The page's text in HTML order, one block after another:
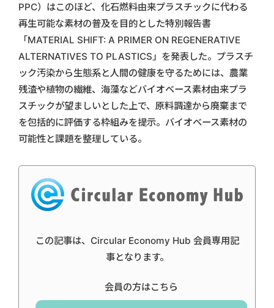
PPC）はこのほど、化石燃料由来プラスチックに代わる
再生可能な素材の普及を目的とした特別報告書
「MATERIAL SHIFT: A PRIMER ON REGENERATIVE
ALTERNATIVES TO PLASTICS」を発表した。プラスチ
ック汚染から生態系と人間の健康を守るためには、農業
残渣や植物の繊維、海藻などバイオベース素材由来プラ
スチックが望ましいとした上で、原料調達から廃棄まで
を包括的に評価する枠組みを提示。バイオベース素材の
可能性と課題を整理している。
この記事は、Circular Economy Hub 会員専用記
事となります。
会員の方はこちら